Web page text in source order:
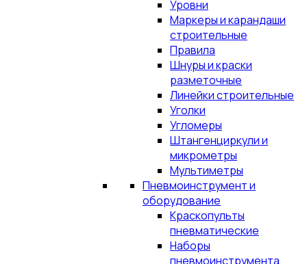
Уровни
Маркеры и карандаши
строительные
Правила
Шнуры и краски
разметочные
Линейки строительные
Уголки
Угломеры
Штангенциркули и
микрометры
Мультиметры
Пневмоинструмент и
оборудование
Краскопульты
пневматические
Наборы
пневмоинструмента